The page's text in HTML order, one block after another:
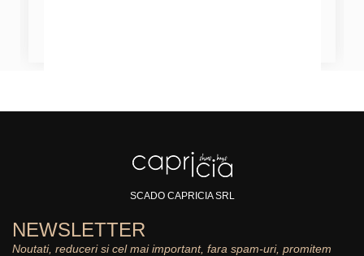
SCADO CAPRICIA SRL
NEWSLETTER
Noutati, reduceri si cel mai important, fara spam-uri, promitem